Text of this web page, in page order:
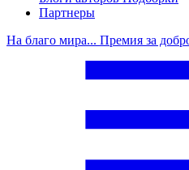
Партнеры
На благо мира... Премия за